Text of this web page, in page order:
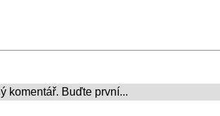
komentář. Buďte první...